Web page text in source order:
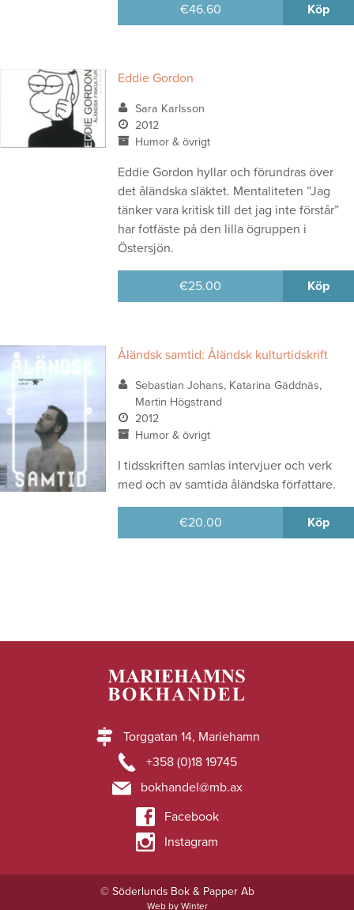
€46.60 Köp
Eddie Gordon
Sara Karlsson
2012
Humor & övrigt
Eddie Gordon hyllar och förundras över
det åländska släktet. Mentaliteten ”Jag
tänker vara kritisk till det jag inte förstår”
har fotfäste på den lilla ögruppen i
Östersjön.
€25.00 Köp
Åländsk samtid: Åländsk kulturtidskrift
Sebastian Johans, Katarina Gäddnäs,
Martin Högstrand
2012
Humor & övrigt
I tidsskriften samlas intervjuer och verk
med och av samtida åländska författare.
€20.00 Köp
Torggatan 14, Mariehamn
+358 (0)18 19745
bokhandel@mb.ax
Facebook
Instagram
© Söderlunds Bok & Papper Ab
Web by Winter